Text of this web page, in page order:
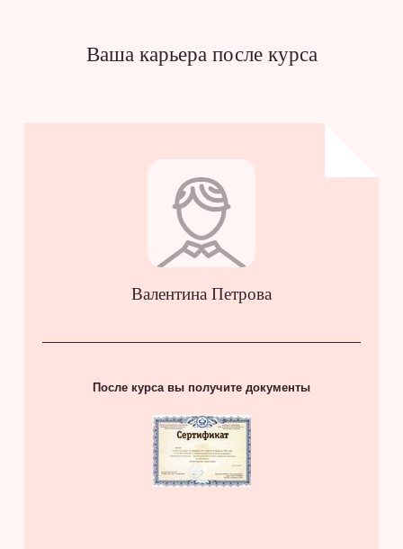
Ваша карьера после курса
Валентина Петрова
После курса вы получите документы